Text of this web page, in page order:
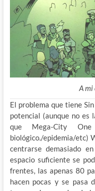
A mi
El problema que tiene
potencial (aunque no
que Mega-City
biológico./epidemia/etc)
centrarse demasiado
espacio suficiente se
frentes, las apenas 80
hacen pocas y se pasa